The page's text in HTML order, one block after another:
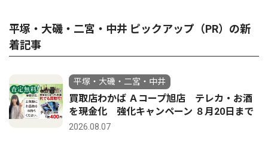
平塚・大磯・二宮・中井 ピックアップ（PR）の新
着記事
平塚・大磯・二宮・中井
買取店わかば Ａコープ旭店 テレカ・お酒
を現金化 強化キャンペーン ８月20日まで
2026.08.07